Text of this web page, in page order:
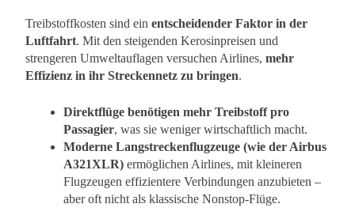
Treibstoffkosten sind ein entscheidender Faktor in der
Luftfahrt. Mit den steigenden Kerosinpreisen und
strengeren Umweltauflagen versuchen Airlines, mehr
Effizienz in ihr Streckennetz zu bringen.
Direktflüge benötigen mehr Treibstoff pro
Passagier, was sie weniger wirtschaftlich macht.
Moderne Langstreckenflugzeuge (wie der Airbus
A321XLR) ermöglichen Airlines, mit kleineren
Flugzeugen effizientere Verbindungen anzubieten –
aber oft nicht als klassische Nonstop-Flüge.